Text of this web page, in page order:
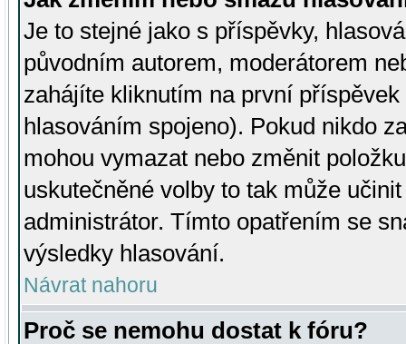
Je to stejné jako s příspěvky,
původním autorem, moderátorem
zahájíte kliknutím na první
hlasováním spojeno). Pokud nikdo
mohou vymazat nebo změnit
uskutečněné volby to tak může
administrátor. Tímto opatřením se
výsledky hlasování.
Návrat nahoru
Proč se nemohu dostat k fóru?